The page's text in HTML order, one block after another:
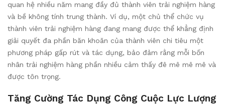
quan hệ nhiều năm mang đầy đủ thành viên trải nghiệm hàng
và bề không tính trung thành. Ví dụ, một chủ thể chức vụ
thành viên trải nghiệm hàng đang mang được thể khẳng định
giải quyết đa phần băn khoăn của thành viên chi tiêu một
phương pháp gấp rút và tác dụng, bảo đảm rằng mỗi bốn
nhân trải nghiệm hàng phần nhiều cảm thấy đê mê mê mê và
được tôn trọng.
Tăng Cường Tác Dụng Công Cuộc Lực Lượng